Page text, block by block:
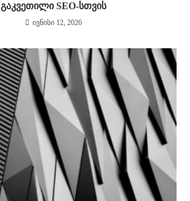
გაკვეთილი SEO-სთვის
ივნისი 12, 2026